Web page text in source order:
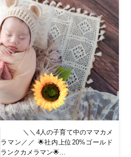
＼＼4人の子育て中のママカメ
ラマン／／ 🌟社内上位20%ゴールド
ランクカメラマン🌟...